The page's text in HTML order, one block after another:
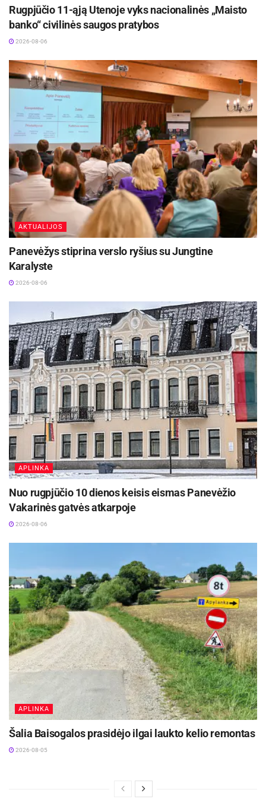
Rugpjūčio 11-ąją Utenoje vyks nacionalinės „Maisto
banko“ civilinės saugos pratybos
2026-08-06
AKTUALIJOS
Panevėžys stiprina verslo ryšius su Jungtine
Karalyste
2026-08-06
APLINKA
Nuo rugpjūčio 10 dienos keisis eismas Panevėžio
Vakarinės gatvės atkarpoje
2026-08-06
APLINKA
Šalia Baisogalos prasidėjo ilgai laukto kelio remontas
2026-08-05